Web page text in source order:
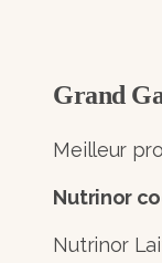
Grand
Meilleur
Nutrinor
Nutrinor